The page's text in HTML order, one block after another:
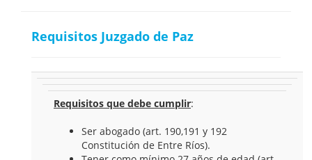
Requisitos Juzgado de Paz
Requisitos que debe cumplir:
Ser abogado (art. 190,191 y 192
Constitución de Entre Ríos).